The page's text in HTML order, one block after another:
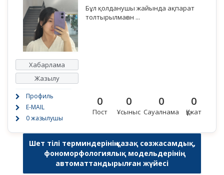
Хабарлама
Жазылу
Профиль
E-MAIL
0 жазылушы
Бұл қолданушы жайында ақпарат
толтырылмаған ...
0
Пост
0
Ұсыныс
0
Сауалнама
0
Құжат
Шет тілі терминдерінің қазақ сөзжасамдық,
фономорфологиялық модельдерінің
автоматтандырылған жүйесі